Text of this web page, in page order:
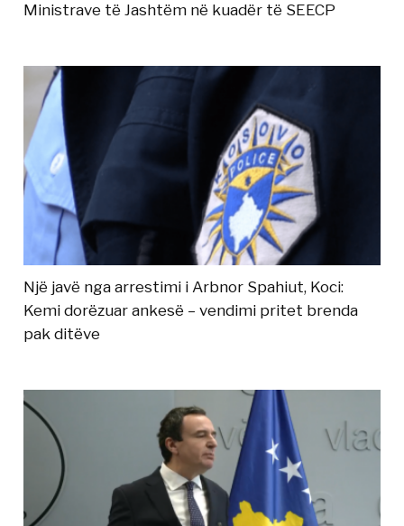
Ministrave të Jashtëm në kuadër të SEECP
Një javë nga arrestimi i Arbnor Spahiut, Koci:
Kemi dorëzuar ankesë – vendimi pritet brenda
pak ditëve